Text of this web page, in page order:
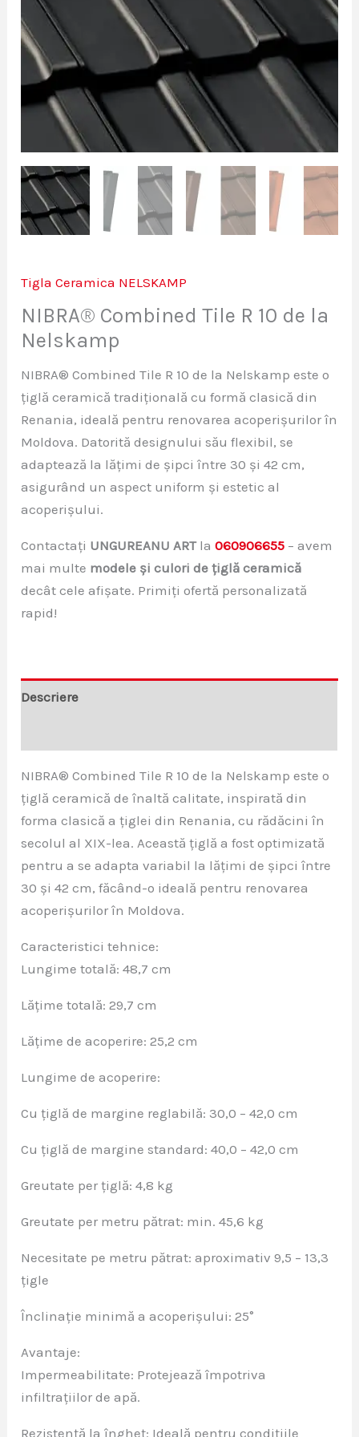
Tigla Ceramica NELSKAMP
NIBRA® Combined Tile R 10 de la
Nelskamp
NIBRA® Combined Tile R 10 de la Nelskamp este o
țiglă ceramică tradițională cu formă clasică din
Renania, ideală pentru renovarea acoperișurilor în
Moldova. Datorită designului său flexibil, se
adaptează la lățimi de șipci între 30 și 42 cm,
asigurând un aspect uniform și estetic al
acoperișului.
Contactați UNGUREANU ARTla060906655 – avem
mai multe modele și culori de țiglă ceramică
decât cele afișate. Primiți ofertă personalizată
rapid!
Descriere
NIBRA® Combined Tile R 10 de la Nelskamp este o
țiglă ceramică de înaltă calitate, inspirată din
forma clasică a țiglei din Renania, cu rădăcini în
secolul al XIX-lea. Această țiglă a fost optimizată
pentru a se adapta variabil la lățimi de șipci între
30 și 42 cm, făcând-o ideală pentru renovarea
acoperișurilor în Moldova.
Caracteristici tehnice:
Lungime totală: 48,7 cm
Lățime totală: 29,7 cm
Lățime de acoperire: 25,2 cm
Lungime de acoperire:
Cu țiglă de margine reglabilă: 30,0 – 42,0 cm
Cu țiglă de margine standard: 40,0 – 42,0 cm
Greutate per țiglă: 4,8 kg
Greutate per metru pătrat: min. 45,6 kg
Necesitate pe metru pătrat: aproximativ 9,5 – 13,3
țigle
Înclinație minimă a acoperișului: 25°
Avantaje:
Impermeabilitate: Protejează împotriva
infiltrațiilor de apă.
Rezistență la îngheț: Ideală pentru condițiile